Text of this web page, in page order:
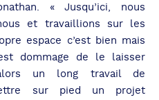
« Jusqu’ici, nous
et travaillions sur les
espace c’est bien mais
dommage de le laisser
un long travail de
sur pied un projet